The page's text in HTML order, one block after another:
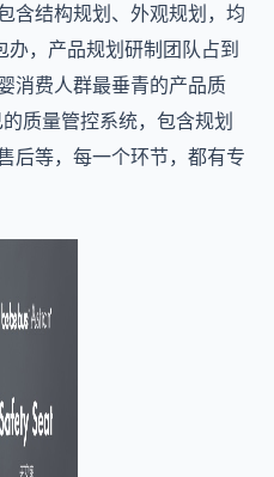
含结构规划、外观规划，均
，产品规划研制团队占到
消费人群最垂青的产品质
质量管控系统，包含规划
后等，每一个环节，都有专